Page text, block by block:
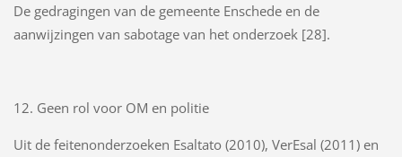
De gedragingen van de gemeente Enschede en de
aanwijzingen van sabotage van het onderzoek [28].
12. Geen rol voor OM en politie
Uit de feitenonderzoeken Esaltato (2010), VerEsal (2011) en